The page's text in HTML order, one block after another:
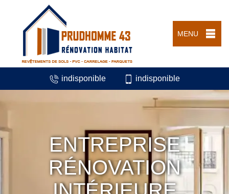
MENU
indisponible indisponible
ENTREPRISE
RÉNOVATION